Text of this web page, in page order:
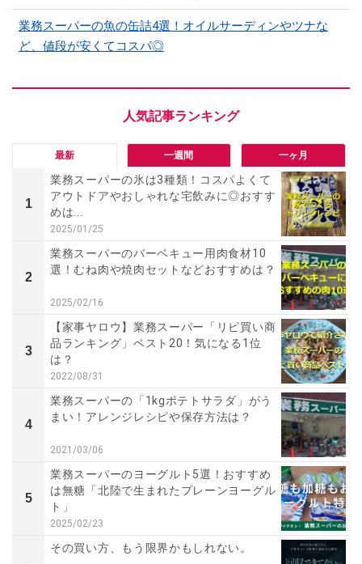
業務スーパーの魚の缶詰4選！オイルサーディンやツナな
ど、値段が安くてコスパ◎
最新 一週間 一ヶ月
1
業務スーパーの氷は3種類！コスパよくて
アウトドアやおしゃれな宅飲みに◎おすす
めは...
2025/01/25
2
業務スーパーのバーベキュー用肉食材10
選！むね肉や焼肉セットなどおすすめは？
2025/02/16
3
【家事ヤロウ】業務スーパー「リピ買い商
品ランキング」ベスト20！気になる1位
は？
2022/08/31
4
業務スーパーの「1kgポテトサラダ」がう
まい！アレンジレシピや保存方法は？
2021/03/06
5
業務スーパーのヨーグルト5選！おすすめ
は無糖「北陸で生まれたプレーンヨーグル
ト」
2025/02/23
その買い方、もう限界かもしれない。